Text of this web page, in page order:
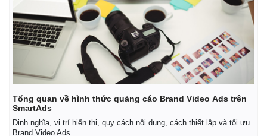
Thế giới
Cuộc sống đó đây
Hồ sơ
Multimedia
Video
Ảnh
E-Magazine
Tổng quan về hình thức quảng cáo Brand Video Ads trên
SmartAds
Định nghĩa, vị trí hiển thị, quy cách nội dung, cách thiết lập và tối ưu
Brand Video Ads.